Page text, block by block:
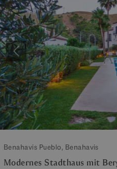
Vorherige
Benahavis Pueblo, Benahavis
Modernes Stadthaus mit